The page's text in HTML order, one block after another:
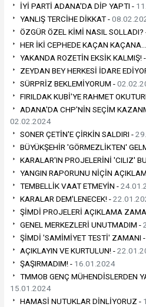
İYİ PARTİ ADANA'DA DİP YAPTI -
YANLIŞ TERCİHE DİKKAT -
ÖZGÜR ÖZEL KİMİ NASIL SOLLADI?
HER İKİ CEPHEDE KAÇAN
YAKANDA ROZETİN EKSİK KALMIŞ! -
ZEYDAN BEY HERKESİ İDARE
SÜRPRİZ BEKLEMİYORUM -
FIRILDAK KUBİ'YE RAHMET
ADANA'DA CHP'NİN SEÇİM
02.02.2024
SONER ÇETİN'E ÇİRKİN SALDIRI -
BÜYÜKŞEHİR 'GÖRMEZLİKTEN'
KARALAR'IN PROJELERİNİ 'CILIZ'
YANGIN RAPORUNU NİÇİN
TEMBELLİK VAAT ETMEYİN -
KARALAR DEM'LENECEK! -
ŞİMDİ PROJELERİ AÇIKLAMA
GENEL MERKEZLERİ UNUTMADIM -
ŞİMDİ 'SAMİMİYET TESTİ' ZAMANI -
AÇIKLAYIN VE KURTULUN! -
ŞAŞIRMADIM! - 16.01.2024
TMMOB GENÇ MÜHENDİSLERDEN
15.01.2024
HAMASİ NUTUKLAR DİNLİYORUZ -